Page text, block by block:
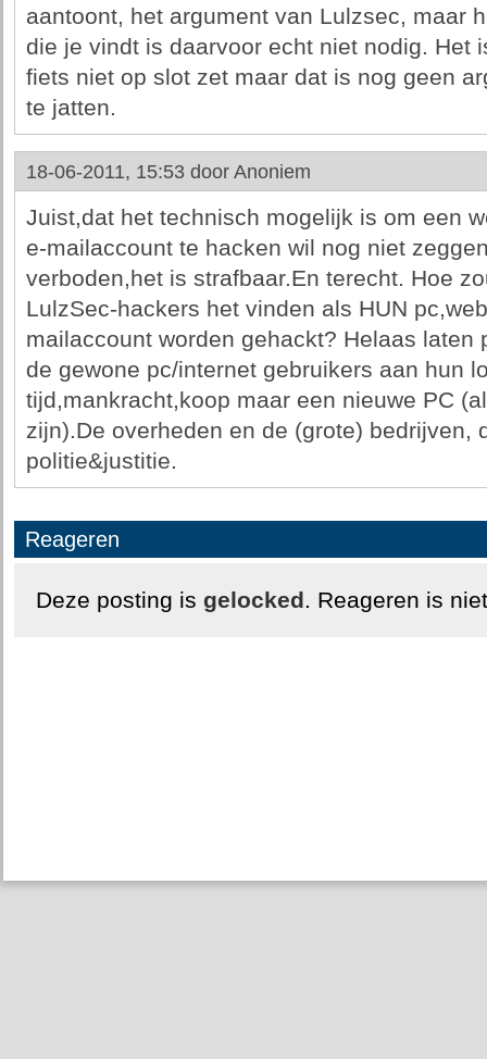
aantoont, het argument van Lulzsec, maar
die je vindt is daarvoor echt niet nodig. Het
fiets niet op slot zet maar dat is nog geen
te jatten.
18-06-2011, 15:53 door Anoniem
Juist,dat het technisch mogelijk is om een
e-mailaccount te hacken wil nog niet
verboden,het is strafbaar.En terecht. Hoe
LulzSec-hackers het vinden als HUN
mailaccount worden gehackt? Helaas
de gewone pc/internet gebruikers aan hun
tijd,mankracht,koop maar een nieuwe PC
zijn).De overheden en de (grote) bedrijven,
politie&justitie.
Reageren
Deze posting is gelocked. Reageren is